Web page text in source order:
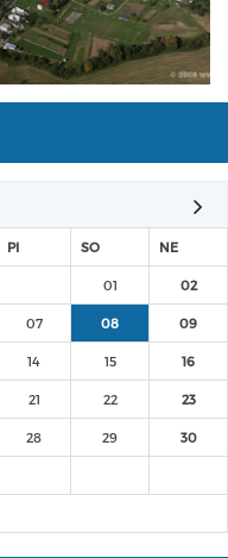
PI SO NE
01 02
07 08 09
14 15 16
21 22 23
28 29 30